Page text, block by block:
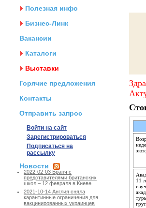
Полезная инфо
Бизнес-Линк
Вакансии
Каталоги
Выставки
Горячие предложения
Контакты
Отправить запрос
Войти на сайт
Зарегистрироваться
Подписаться на
рассылку
Новости
2022-02-03 Бранч с
представителями британских
школ – 12 февраля в Киеве
2021-10-14 Англия сняла
карантинные ограничения для
вакцинированных украинцев
11